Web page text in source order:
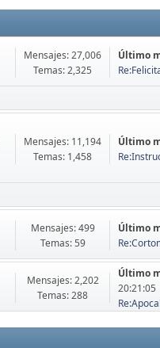
Mensajes: 27,006
Temas: 2,325
Último
Mensajes: 11,194
Temas: 1,458
Último
Mensajes: 499
Temas: 59
Último
Mensajes: 2,202
Temas: 288
Último
20:21:05